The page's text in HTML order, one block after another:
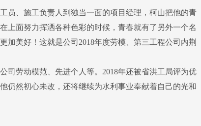
员、施工负责人到独当一面的项目经理，柯山把他的青
上面努力挥洒各种色彩的时候，青春就有了另外一个名
美好！这就是公司2018年度劳模、第三工程公司内荆
劳动模范、先进个人等。2018年还被省洪工局评为优
仍然初心未改，还将继续为水利事业奉献着自己的光和